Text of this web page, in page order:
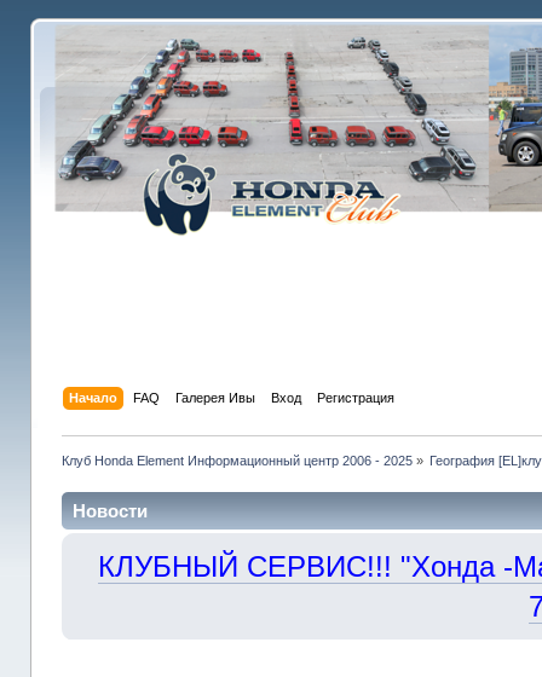
Начало FAQ Галерея Ивы Вход Регистрация
Клуб Honda Element Информационный центр 2006 - 2025» География
Новости
КЛУБНЫЙ СЕРВИС!!! "Хонда -